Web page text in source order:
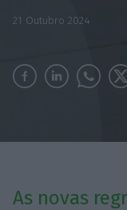
21 Outubro 2024
As novas